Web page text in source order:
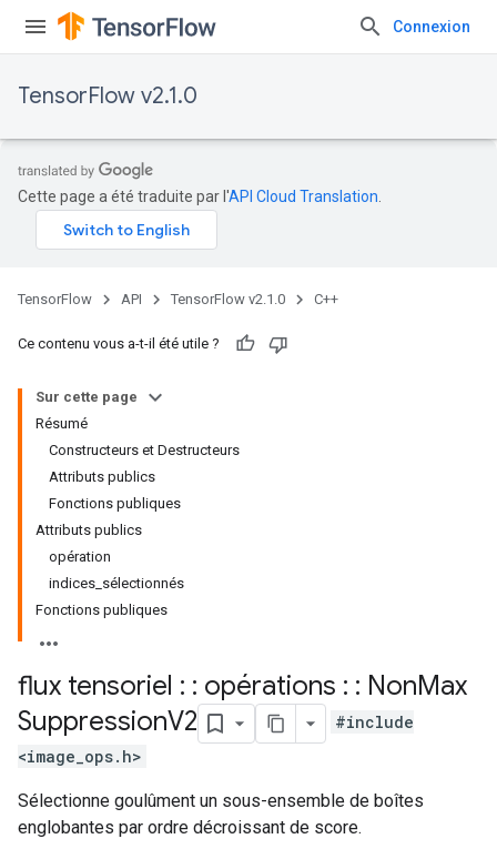
Connexion
TensorFlow v2.1.0
Cette page a été traduite par l'API Cloud Translation
TensorFlow API TensorFlow v2.1.0 C++
Ce contenu vous a-t-il été utile ?
Sur cette page
Résumé
Constructeurs et Destructeurs
Attributs publics
Fonctions publiques
Attributs publics
opération
indices_sélectionnés
Fonctions publiques
flux tensoriel : : opérations : : NonMax
SuppressionV2
#include
<image_ops.h>
Sélectionne goulûment un sous-ensemble de boîtes
englobantes par ordre décroissant de score.